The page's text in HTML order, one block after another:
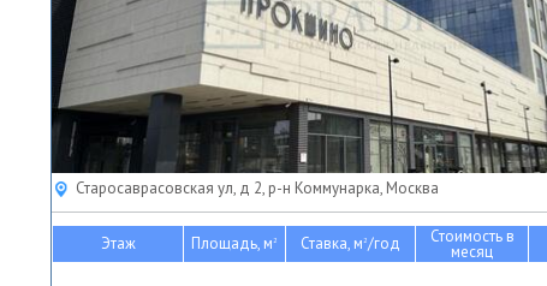
Старосаврасовская ул, д 2, р-н Коммунарка, Москва
Этаж Площадь, м2 Ставка, м2/год Стоимость в
месяц